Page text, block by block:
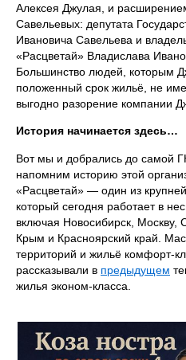
Алексея Джулая, и
Савельевых: депутата
Ивановича Савельева и
«Расцветай» Владислава
Большинство людей, которым
положенный срок жильё, не
выгодно разорение компании
История начинается здесь…
Вот мы и добрались до самой
напомним историю этой
«Расцветай» — один из
который сегодня работает в
включая Новосибирск, Москву,
Крым и Красноярский край.
территорий и жильё
рассказывали в предыдущем
жилья эконом‑класса.